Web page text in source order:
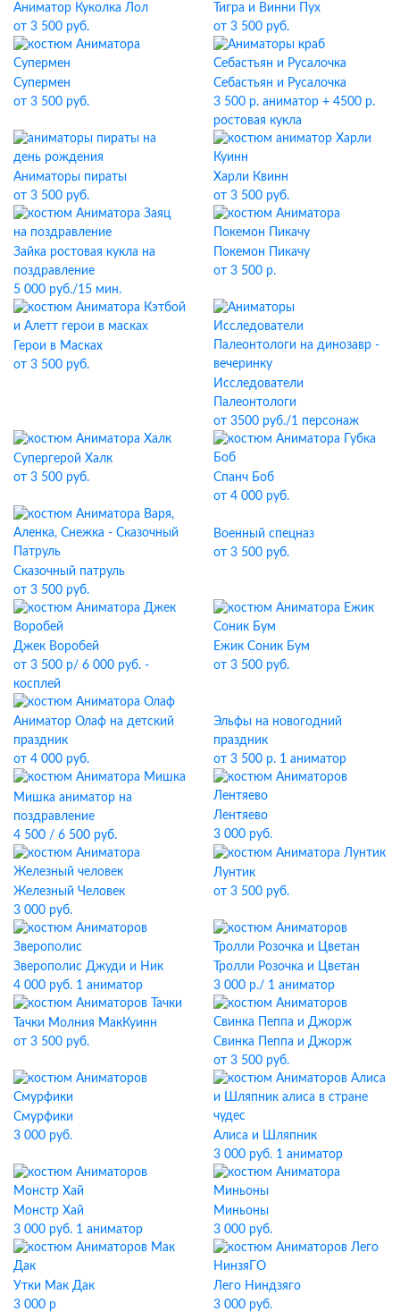
Аниматор Куколка Лол
от 3 500 руб.
Тигра и Винни Пух
от 3 500 руб.
Супермен
от 3 500 руб.
Себастьян и Русалочка
3 500 р. аниматор + 4500 р.
ростовая кукла
Аниматоры пираты
от 3 500 руб.
Харли Квинн
от 3 500 руб.
Зайка ростовая кукла на
поздравление
5 000 руб./15 мин.
Покемон Пикачу
от 3 500 р.
Герои в Масках
от 3 500 руб.
Исследователи
Палеонтологи
от 3500 руб./1 персонаж
Супергерой Халк
от 3 500 руб.
Спанч Боб
от 4 000 руб.
Сказочный патруль
от 3 500 руб.
Военный спецназ
от 3 500 руб.
Джек Воробей
от 3 500 р/ 6 000 руб. -
косплей
Ежик Соник Бум
от 3 500 руб.
Аниматор Олаф на детский
праздник
от 4 000 руб.
Эльфы на новогодний
праздник
от 3 500 р. 1 аниматор
Мишка аниматор на
поздравление
4 500 / 6 500 руб.
Лентяево
3 000 руб.
Железный Человек
3 000 руб.
Лунтик
от 3 500 руб.
Зверополис Джуди и Ник
4 000 руб. 1 аниматор
Тролли Розочка и Цветан
3 000 р./ 1 аниматор
Тачки Молния МакКуинн
от 3 500 руб.
Свинка Пеппа и Джорж
от 3 500 руб.
Смурфики
3 000 руб.
Алиса и Шляпник
3 000 руб. 1 аниматор
Монстр Хай
3 000 руб. 1 аниматор
Миньоны
3 000 руб.
Утки Мак Дак
3 000 р
Лего Ниндзяго
3 000 руб.